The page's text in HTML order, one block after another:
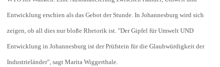
Entwicklung erschien als das Gebot der Stunde. In Johannesburg wird sich
zeigen, ob all dies nur bloße Rhetorik ist. "Der Gipfel für Umwelt UND
Entwicklung in Johannesburg ist der Prüfstein für die Glaubwürdigkeit der
Industrieländer", sagt Marita Wiggerthale.